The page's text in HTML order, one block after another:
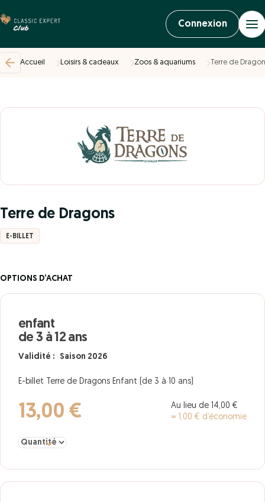
Connexion
Accueil Loisirs & cadeaux Zoos & aquariums Terre de
Terre de Dragons
E-BILLET
OPTIONS D’ACHAT
enfant
de 3 à 12 ans
Validité : Saison 2026
E-billet Terre de Dragons Enfant (de 3 à 10 ans)
13,00 €
Au lieu de 14,00 €
= 1,00 € d’économie
Sélectionner la quantité pour enfant de 3 à 12 ans